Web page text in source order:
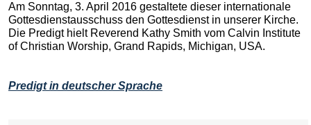
Am Sonntag, 3. April 2016 gestaltete dieser internationale
Gottesdienstausschuss den Gottesdienst in unserer Kirche.
Die Predigt hielt Reverend Kathy Smith vom Calvin Institute
of Christian Worship, Grand Rapids, Michigan, USA.
Predigt in deutscher Sprache